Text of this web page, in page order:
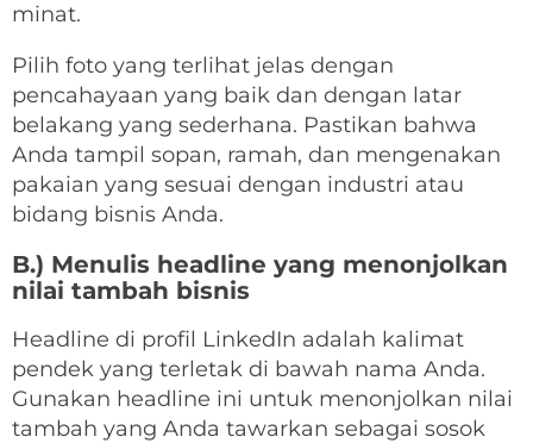
minat.
Pilih foto yang terlihat jelas dengan
pencahayaan yang baik dan dengan latar
belakang yang sederhana. Pastikan bahwa
Anda tampil sopan, ramah, dan mengenakan
pakaian yang sesuai dengan industri atau
bidang bisnis Anda.
B.) Menulis headline yang menonjolkan
nilai tambah bisnis
Headline di profil LinkedIn adalah kalimat
pendek yang terletak di bawah nama Anda.
Gunakan headline ini untuk menonjolkan nilai
tambah yang Anda tawarkan sebagai sosok